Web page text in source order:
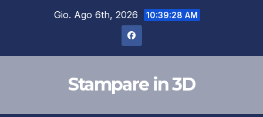
Gio. Ago 6th, 2026 10:39:29 AM
Stampare in 3D